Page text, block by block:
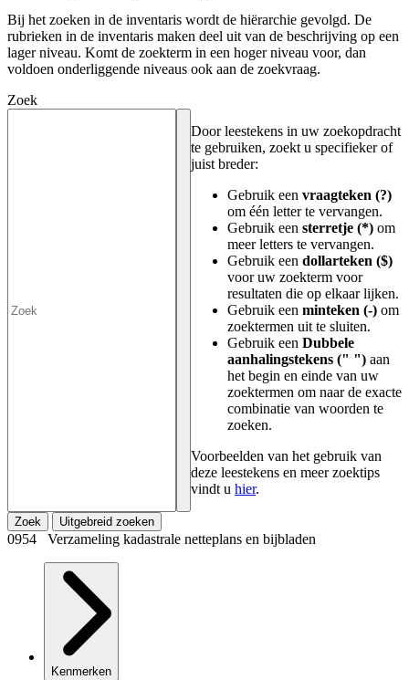
Bij het zoeken in de inventaris wordt de hiërarchie gevolgd. De
rubrieken in de inventaris maken deel uit van de beschrijving op een
lager niveau. Komt de zoekterm in een hoger niveau voor, dan
voldoen onderliggende niveaus ook aan de zoekvraag.
Zoek
Door leestekens in uw zoekopdracht
te gebruiken, zoekt u specifieker of
juist breder:
Gebruik een vraagteken (?)
om één letter te vervangen.
Gebruik een sterretje (*) om
meer letters te vervangen.
Gebruik een dollarteken ($)
voor uw zoekterm voor
resultaten die op elkaar lijken.
Gebruik een minteken (-) om
zoektermen uit te sluiten.
Gebruik een Dubbele
aanhalingstekens (" ") aan
het begin en einde van uw
zoektermen om naar de exacte
combinatie van woorden te
zoeken.
Voorbeelden van het gebruik van
deze leestekens en meer zoektips
vindt u hier.
Zoek Uitgebreid zoeken
0954 Verzameling kadastrale netteplans en bijbladen
Kenmerken